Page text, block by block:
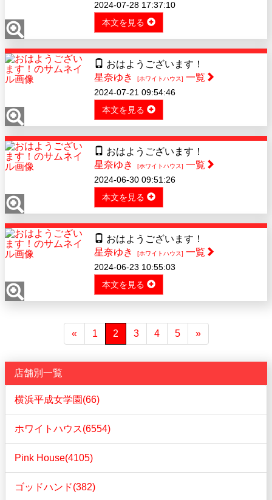
2024-07-28 17:37:10
本文を見る
おはようございます！
星奈ゆき
[ホワイトハウス] 一覧
2024-07-21 09:54:46
本文を見る
おはようございます！
星奈ゆき
[ホワイトハウス] 一覧
2024-06-30 09:51:26
本文を見る
おはようございます！
星奈ゆき
[ホワイトハウス] 一覧
2024-06-23 10:55:03
本文を見る
« 1 2 3 4 5 »
店舗別一覧
横浜平成女学園(66)
ホワイトハウス(6554)
Pink House(4105)
ゴッドハンド(382)